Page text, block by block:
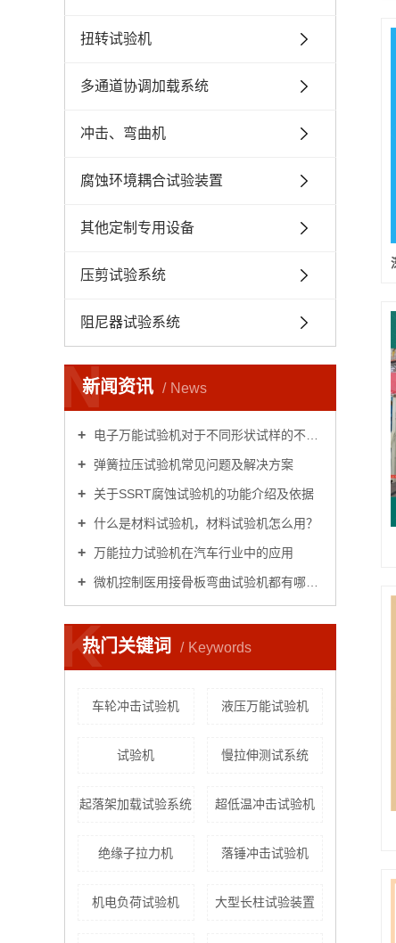
扭转试验机
多通道协调加载系统
冲击、弯曲机
腐蚀环境耦合试验装置
其他定制专用设备
压剪试验系统
阻尼器试验系统
新闻资讯 News
N
电子万能试验机对于不同形状试样的不同试验
弹簧拉压试验机常见问题及解决方案
关于SSRT腐蚀试验机的功能介绍及依据
什么是材料试验机，材料试验机怎么用？
万能拉力试验机在汽车行业中的应用
微机控制医用接骨板弯曲试验机都有哪些用处
热门关键词 Keywords
K
车轮冲击试验机 液压万能试验机
试验机 慢拉伸测试系统
起落架加载试验系统 超低温冲击试验机
绝缘子拉力机 落锤冲击试验机
机电负荷试验机 大型长柱试验装置